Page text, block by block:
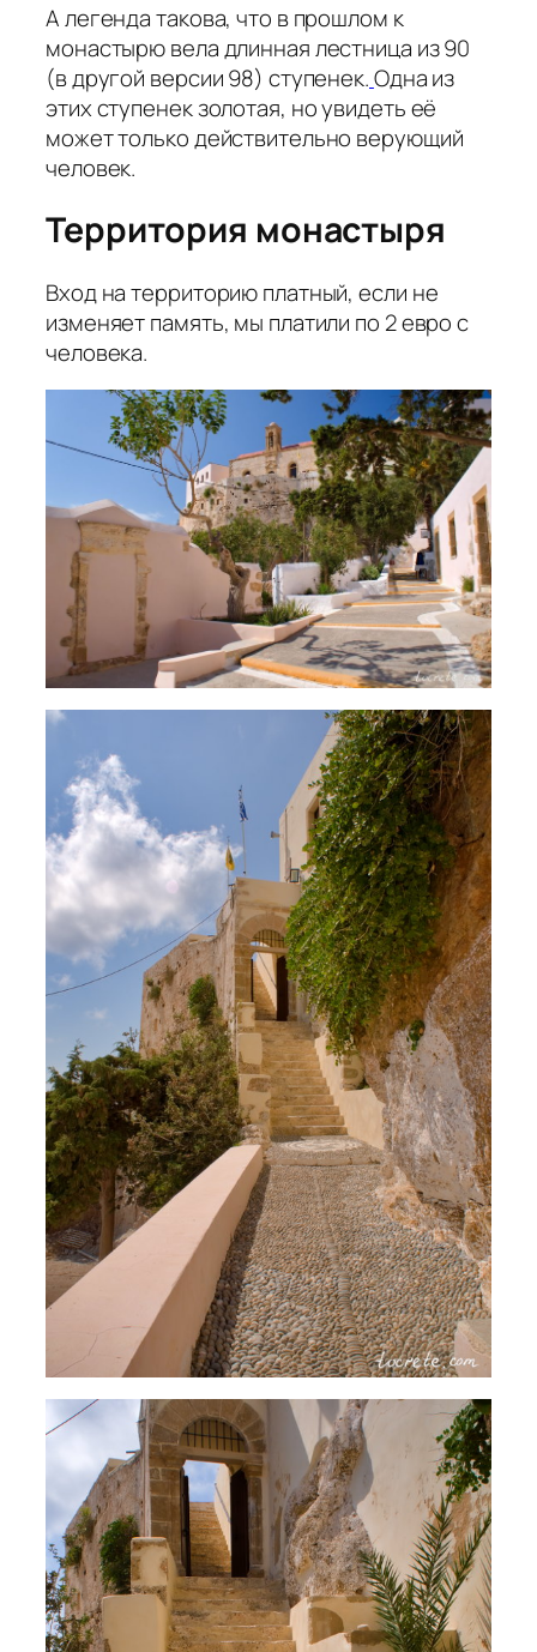
А легенда такова, что в прошлом к
монастырю вела длинная лестница из 90
(в другой версии 98) ступенек.Одна из
этих ступенек золотая, но увидеть её
может только действительно верующий
человек.
Территория монастыря
Вход на территорию платный, если не
изменяет память, мы платили по 2 евро с
человека.